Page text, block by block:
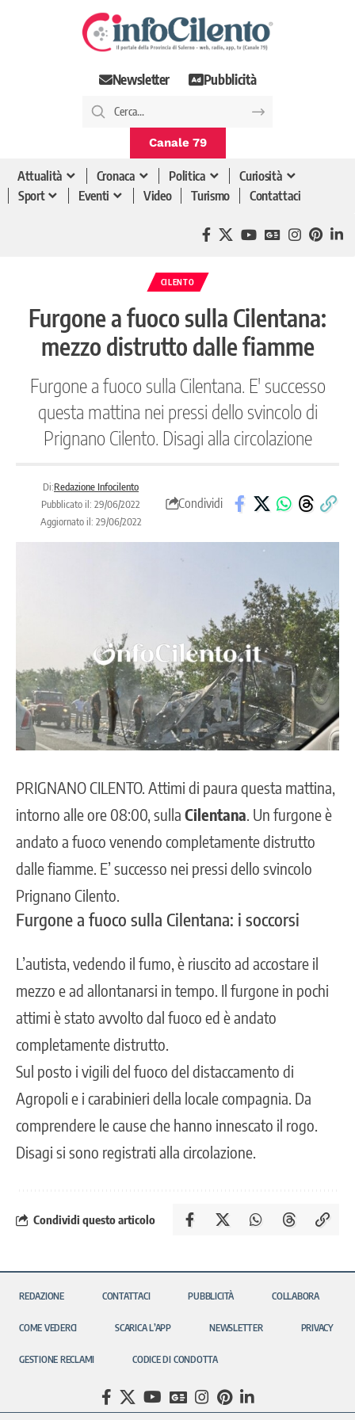
Newsletter Pubblicità
Canale 79
Attualità Cronaca Politica
Curiosità
Sport
Eventi Video Turismo Contattaci
CILENTO
Furgone a fuoco sulla Cilentana:
mezzo distrutto dalle fiamme
Furgone a fuoco sulla Cilentana. E' successo
questa mattina nei pressi dello svincolo di
Prignano Cilento. Disagi alla circolazione
Di:Redazione Infocilento
Pubblicato il: 29/06/2022
Aggiornato il: 29/06/2022
Condividi
PRIGNANO CILENTO. Attimi di paura questa mattina,
intorno alle ore 08:00, sulla Cilentana. Un furgone è
andato a fuoco venendo completamente distrutto
dalle fiamme. E’ successo nei pressi dello svincolo
Prignano Cilento.
Furgone a fuoco sulla Cilentana: i soccorsi
L’autista, vedendo il fumo, è riuscito ad accostare il
mezzo e ad allontanarsi in tempo. Il furgone in pochi
attimi è stato avvolto dal fuoco ed è andato
completamente distrutto.
Sul posto i vigili del fuoco del distaccamento di
Agropoli e i carabinieri della locale compagnia. Da
comprendere le cause che hanno innescato il rogo.
Disagi si sono registrati alla circolazione.
Condividi questo articolo
REDAZIONE CONTATTACI PUBBLICITÀ COLLABORA
COME VEDERCI SCARICA L’APP NEWSLETTER PRIVACY
GESTIONE RECLAMI CODICE DI CONDOTTA